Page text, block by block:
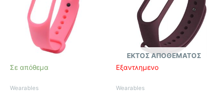
Σε απόθεμα
Wearables
ΕΚΤΌΣ ΑΠΟΘΈΜΑΤΟΣ
Εξαντλημένο
Wearables